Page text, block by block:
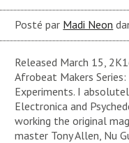
Posté par Madi Neon
Released March 15,
Afrobeat Makers
Experiments. I
Electronica and
working the original
master Tony Allen, Nu